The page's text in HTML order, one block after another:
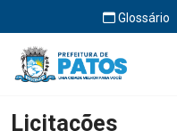
Glossário
Início Licitações
Licitações